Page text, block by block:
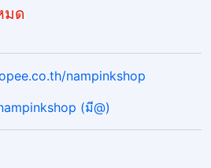
มด
nampinkshop
(มี@)